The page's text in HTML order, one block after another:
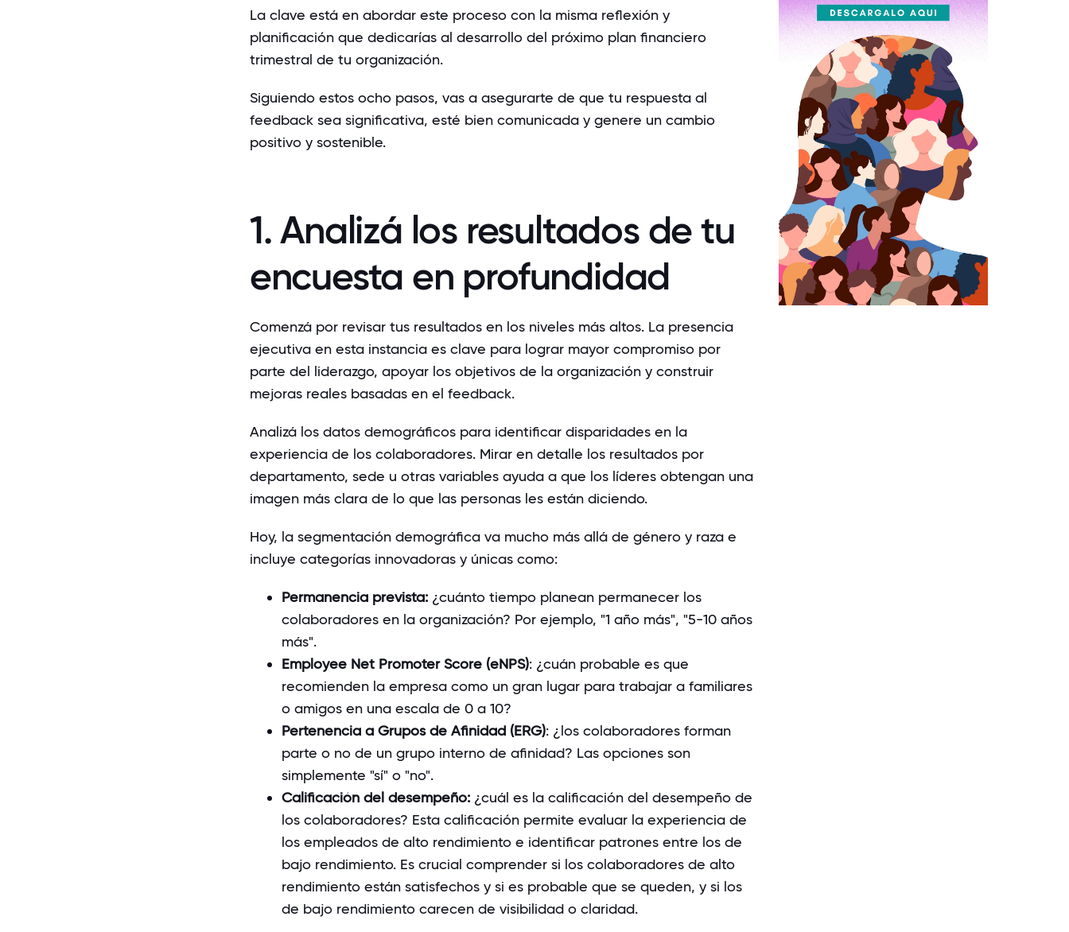
La clave está en abordar este proceso con la misma reflexión y
planificación que dedicarías al desarrollo del próximo plan financiero
trimestral de tu organización.
Siguiendo estos ocho pasos, vas a asegurarte de que tu respuesta al
feedback sea significativa, esté bien comunicada y genere un cambio
positivo y sostenible.
1. Analizá los resultados de tu
encuesta en profundidad
Comenzá por revisar tus resultados en los niveles más altos. La presencia
ejecutiva en esta instancia es clave para lograr mayor compromiso por
parte del liderazgo, apoyar los objetivos de la organización y construir
mejoras reales basadas en el feedback.
Analizá los datos demográficos para identificar disparidades en la
experiencia de los colaboradores. Mirar en detalle los resultados por
departamento, sede u otras variables ayuda a que los líderes obtengan una
imagen más clara de lo que las personas les están diciendo.
Hoy, la segmentación demográfica va mucho más allá de género y raza e
incluye categorías innovadoras y únicas como:
Permanencia prevista: ¿cuánto tiempo planean permanecer los
colaboradores en la organización? Por ejemplo, "1 año más", "5-10 años
más".
Employee Net Promoter Score (eNPS): ¿cuán probable es que
recomienden la empresa como un gran lugar para trabajar a familiares
o amigos en una escala de 0 a 10?
Pertenencia a Grupos de Afinidad (ERG): ¿los colaboradores forman
parte o no de un grupo interno de afinidad? Las opciones son
simplemente "sí" o "no".
Calificación del desempeño:¿cuál es la calificación del desempeño de
los colaboradores? Esta calificación permite evaluar la experiencia de
los empleados de alto rendimiento e identificar patrones entre los de
bajo rendimiento. Es crucial comprender si los colaboradores de alto
rendimiento están satisfechos y si es probable que se queden, y si los
de bajo rendimiento carecen de visibilidad o claridad.